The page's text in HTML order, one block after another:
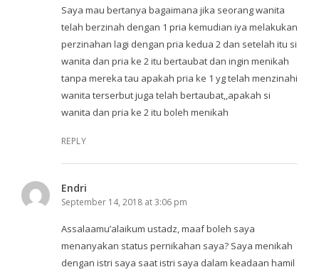
Saya mau bertanya bagaimana jika seorang wanita
telah berzinah dengan 1 pria kemudian iya melakukan
perzinahan lagi dengan pria kedua 2 dan setelah itu si
wanita dan pria ke 2 itu bertaubat dan ingin menikah
tanpa mereka tau apakah pria ke 1 yg telah menzinahi
wanita terserbut juga telah bertaubat,,apakah si
wanita dan pria ke 2 itu boleh menikah
REPLY
Endri
September 14, 2018 at 3:06 pm
Assalaamu’alaikum ustadz, maaf boleh saya
menanyakan status pernikahan saya? Saya menikah
dengan istri saya saat istri saya dalam keadaan hamil